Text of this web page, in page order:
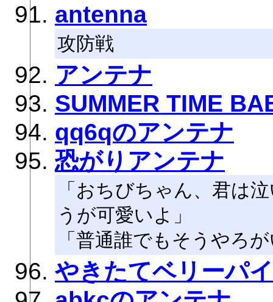
antenna
攻防戦
アンテナ
SUMMER TIME
qq6qのアンテナ
恐がりアンテナ
「おちびちゃん、君は
うが可愛いよ」
「普通誰でもそうやろ
やきたてベリーパイ